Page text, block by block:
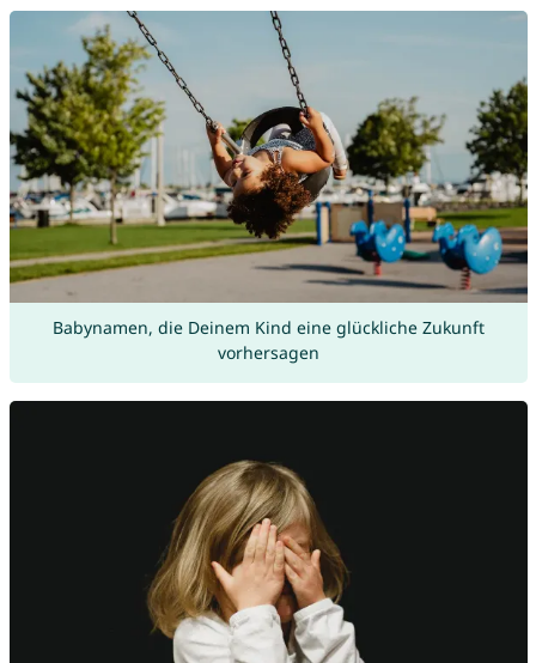
Babynamen, die Deinem Kind eine glückliche Zukunft
vorhersagen